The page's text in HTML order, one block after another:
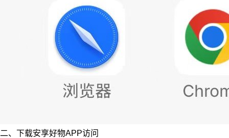
二、下载安享好物APP访问